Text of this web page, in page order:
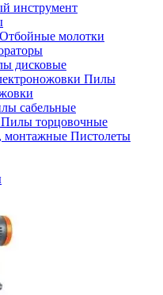
инструмент
Отбойные молотки
дисковые
Пилы
сабельные
Пилы торцовочные
Пистолеты